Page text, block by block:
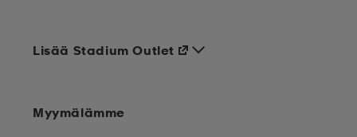
Lisää Stadium Outlet
Myymälämme